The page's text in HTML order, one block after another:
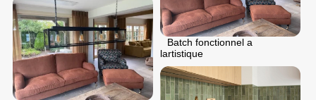
Batch fonctionnel a
lartistique